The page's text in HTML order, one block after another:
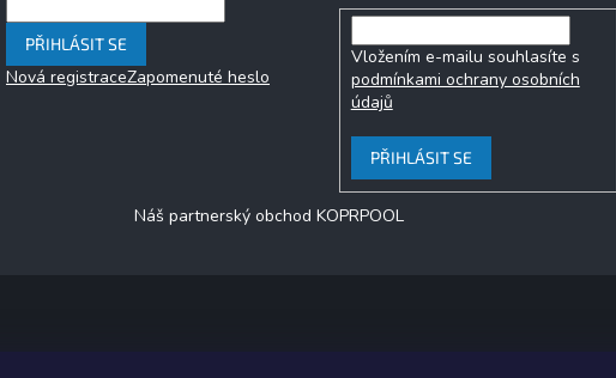
PŘIHLÁSIT SE
Nová registraceZapomenuté heslo
Vložením e-mailu souhlasíte s
podmínkami ochrany osobních
údajů
PŘIHLÁSIT SE
Náš partnerský obchod KOPRPOOL